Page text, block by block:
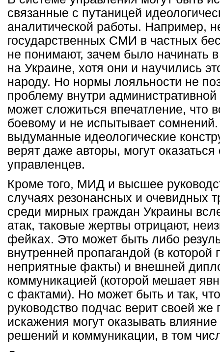
связанные с путаницей
аналитической работы. Например,
государственных СМИ в частных
не понимают, зачем было начинать
на Украине, хотя они и научились
народу. Но нормы лояльности не
проблему внутри
может сложиться впечатление, что
боевому и не испытывает сомнений.
выдуманные идеологические
верят даже авторы, могут
управленцев.
Кроме того, МИД и высшее
случаях резонансных и очевидных
среди мирных граждан Украины
атак, таковые жертвы отрицают,
фейках. Это может быть либо
внутренней пропагандой (в которой
неприятные факты) и внешней
коммуникацией (которой мешает
с фактами). Но может быть и так,
руководство подчас верит своей же
искажения могут оказывать
решений и коммуникации, в том